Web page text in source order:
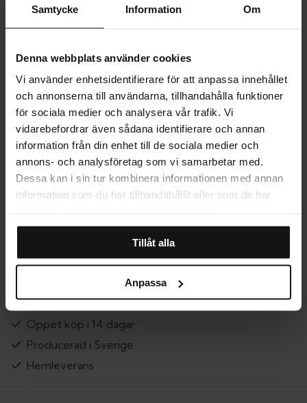
Samtycke Information Om
Denna webbplats använder cookies
Vi använder enhetsidentifierare för att anpassa innehållet
och annonserna till användarna, tillhandahålla funktioner
för sociala medier och analysera vår trafik. Vi
vidarebefordrar även sådana identifierare och annan
information från din enhet till de sociala medier och
annons- och analysföretag som vi samarbetar med.
Dessa kan i sin tur kombinera informationen med annan
information som du har tillhandahållit eller som de har
Tillåt alla
Anpassa
PRODUKTINFORMATION
LEVERANS
MER OM PRODUKTEN
STORLEKSGUIDE
Öppet köp i 14 dagar
Producerad i Sverige
Hemleverans